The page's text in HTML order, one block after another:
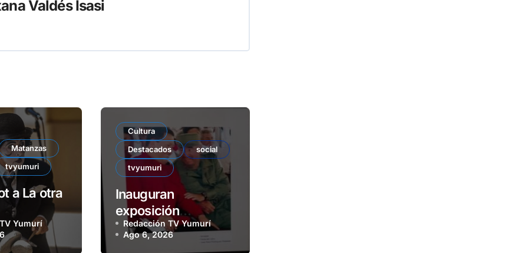
Valdés Isasi
Matanzas
tvyumuri
a La otra
Yumurí
Cultura
Destacados
social
tvyumuri
Inauguran
exposición
colectiva Junto a
Fidel
Redacción TV Yumurí
Ago 6, 2026